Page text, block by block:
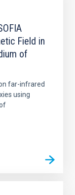
Field in
of
far-infrared
using